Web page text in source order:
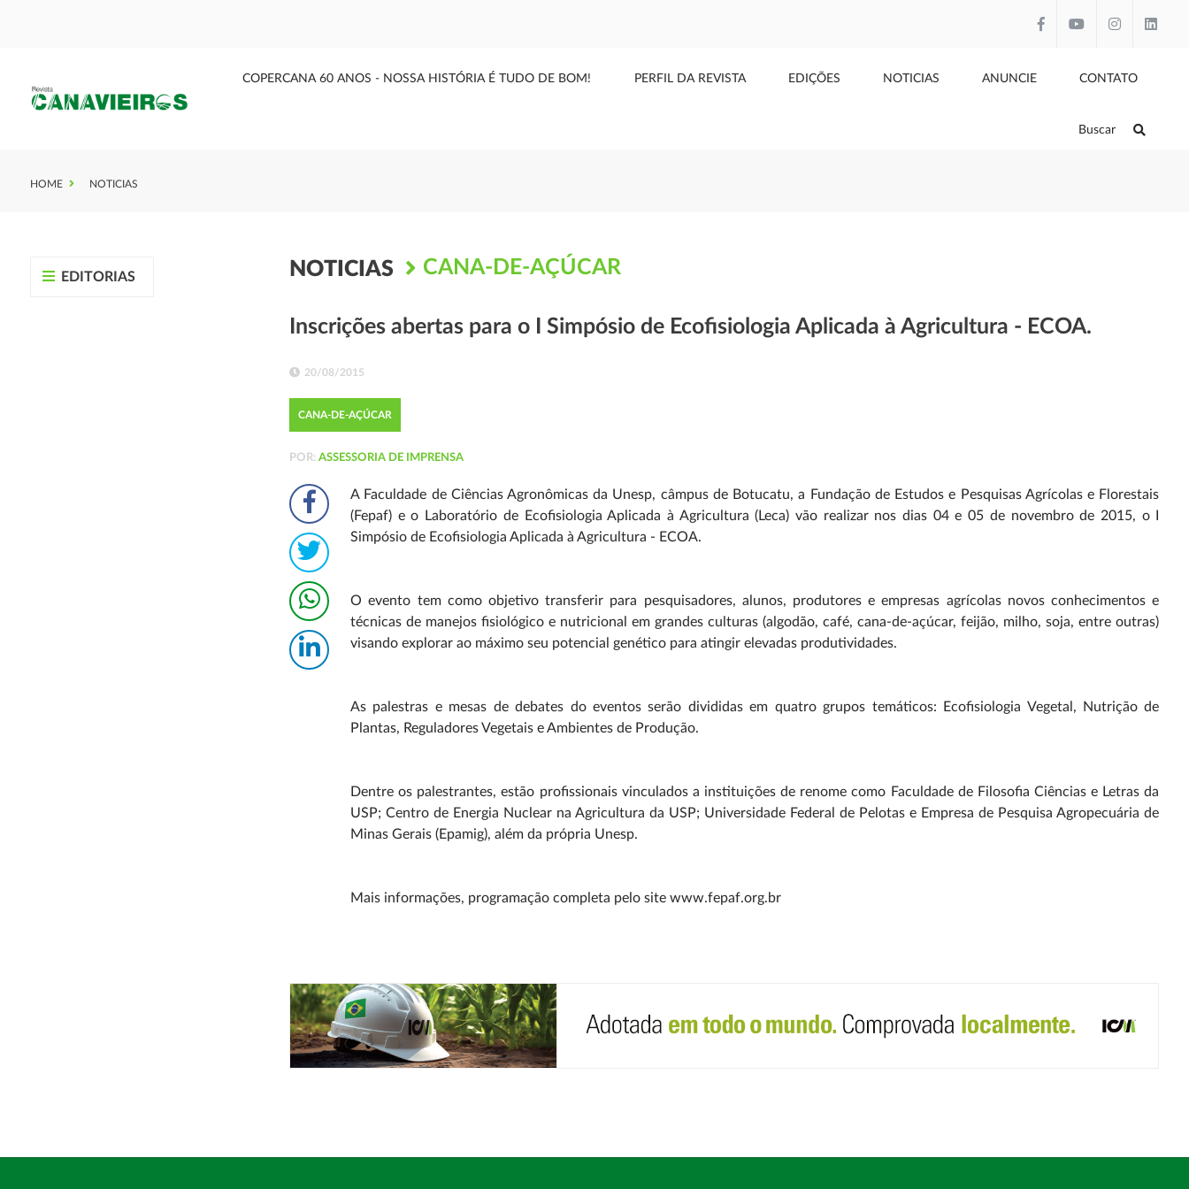
COPERCANA 60 ANOS - NOSSA HISTÓRIA É TUDO DE BOM! PERFIL DA REVISTA EDIÇÕES NOTICIAS ANUNCIE CONTATO
Buscar
HOME NOTICIAS
EDITORIAS NOTICIAS CANA-DE-AÇÚCAR
Inscrições abertas para o I Simpósio de Ecofisiologia Aplicada à Agricultura - ECOA.
20/08/2015
CANA-DE-AÇÚCAR
POR:ASSESSORIA DE IMPRENSA
A Faculdade de Ciências Agronômicas da Unesp, câmpus de Botucatu, a Fundação de Estudos e Pesquisas Agrícolas e Florestais
(Fepaf) e o Laboratório de Ecofisiologia Aplicada à Agricultura (Leca) vão realizar nos dias 04 e 05 de novembro de 2015, o I
Simpósio de Ecofisiologia Aplicada à Agricultura - ECOA.
O evento tem como objetivo transferir para pesquisadores, alunos, produtores e empresas agrícolas novos conhecimentos e
técnicas de manejos fisiológico e nutricional em grandes culturas (algodão, café, cana-de-açúcar, feijão, milho, soja, entre outras)
visando explorar ao máximo seu potencial genético para atingir elevadas produtividades.
As palestras e mesas de debates do eventos serão divididas em quatro grupos temáticos: Ecofisiologia Vegetal, Nutrição de
Plantas, Reguladores Vegetais e Ambientes de Produção.
Dentre os palestrantes, estão profissionais vinculados a instituições de renome como Faculdade de Filosofia Ciências e Letras da
USP; Centro de Energia Nuclear na Agricultura da USP; Universidade Federal de Pelotas e Empresa de Pesquisa Agropecuária de
Minas Gerais (Epamig), além da própria Unesp.
Mais informações, programação completa pelo site www.fepaf.org.br